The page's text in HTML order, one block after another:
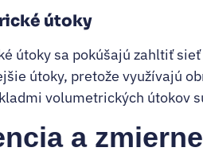
útoky
útoky sa pokúšajú zahltiť
útoky, pretože využívajú
volumetrických útokov
a